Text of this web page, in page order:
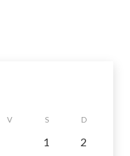
V S D
1
2